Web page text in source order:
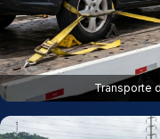
Transporte